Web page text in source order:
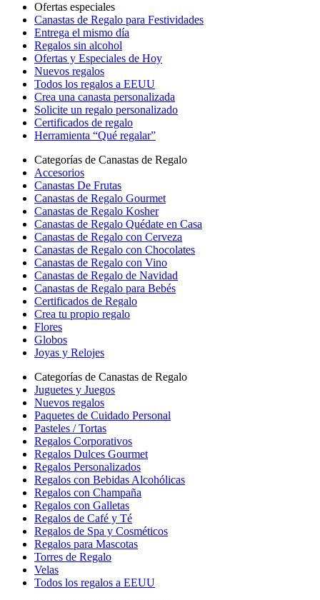
Ofertas especiales
Canastas de Regalo para Festividades
Entrega el mismo día
Regalos sin alcohol
Ofertas y Especiales de Hoy
Nuevos regalos
Todos los regalos a EEUU
Crea una canasta personalizada
Solicite un regalo personalizado
Certificados de regalo
Herramienta “Qué regalar”
Categorías de Canastas de Regalo
Accesorios
Canastas De Frutas
Canastas de Regalo Gourmet
Canastas de Regalo Kosher
Canastas de Regalo Quédate en Casa
Canastas de Regalo con Cerveza
Canastas de Regalo con Chocolates
Canastas de Regalo con Vino
Canastas de Regalo de Navidad
Canastas de Regalo para Bebés
Certificados de Regalo
Crea tu propio regalo
Flores
Globos
Joyas y Relojes
Categorías de Canastas de Regalo
Juguetes y Juegos
Nuevos regalos
Paquetes de Cuidado Personal
Pasteles / Tortas
Regalos Corporativos
Regalos Dulces Gourmet
Regalos Personalizados
Regalos con Bebidas Alcohólicas
Regalos con Champaña
Regalos con Galletas
Regalos de Café y Té
Regalos de Spa y Cosméticos
Regalos para Mascotas
Torres de Regalo
Velas
Todos los regalos a EEUU